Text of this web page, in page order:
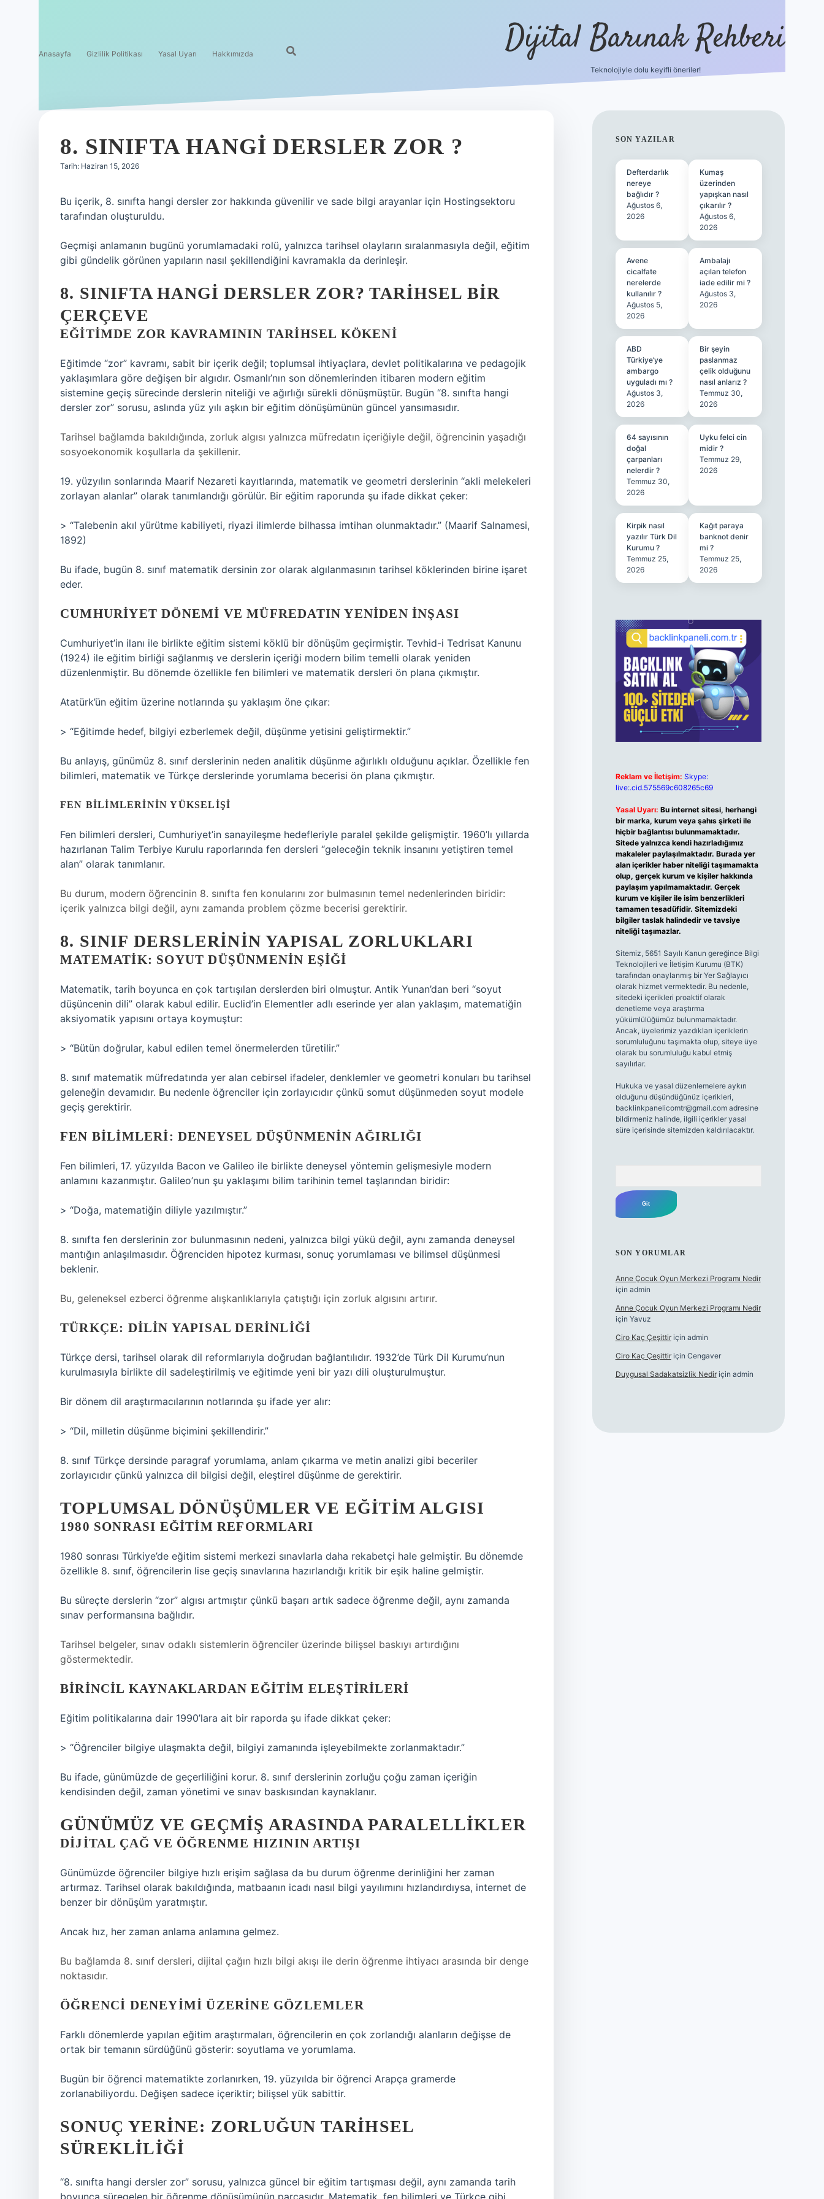
Anasayfa Gizlilik Politikası Yasal Uyarı Hakkımızda Dijital Barınak Rehberi
Teknolojiyle dolu keyifli öneriler!
8. SINIFTA HANGI DERSLER ZOR ?
Tarih: Haziran 15, 2026
Bu içerik, 8. sınıfta hangi dersler zor hakkında güvenilir ve sade bilgi arayanlar için Hostingsektoru
tarafından oluşturuldu.
Geçmişi anlamanın bugünü yorumlamadaki rolü, yalnızca tarihsel olayların sıralanmasıyla değil, eğitim
gibi gündelik görünen yapıların nasıl şekillendiğini kavramakla da derinleşir.
8. SINIFTA HANGI DERSLER ZOR? TARIHSEL BIR
ÇERÇEVE
EĞITIMDE ZOR KAVRAMININ TARIHSEL KÖKENI
Eğitimde “zor” kavramı, sabit bir içerik değil; toplumsal ihtiyaçlara, devlet politikalarına ve pedagojik
yaklaşımlara göre değişen bir algıdır. Osmanlı’nın son dönemlerinden itibaren modern eğitim
sistemine geçiş sürecinde derslerin niteliği ve ağırlığı sürekli dönüşmüştür. Bugün “8. sınıfta hangi
dersler zor” sorusu, aslında yüz yılı aşkın bir eğitim dönüşümünün güncel yansımasıdır.
Tarihsel bağlamda bakıldığında, zorluk algısı yalnızca müfredatın içeriğiyle değil, öğrencinin yaşadığı
sosyoekonomik koşullarla da şekillenir.
19. yüzyılın sonlarında Maarif Nezareti kayıtlarında, matematik ve geometri derslerinin “akli melekeleri
zorlayan alanlar” olarak tanımlandığı görülür. Bir eğitim raporunda şu ifade dikkat çeker:
> “Talebenin akıl yürütme kabiliyeti, riyazi ilimlerde bilhassa imtihan olunmaktadır.” (Maarif Salnamesi,
1892)
Bu ifade, bugün 8. sınıf matematik dersinin zor olarak algılanmasının tarihsel köklerinden birine işaret
eder.
CUMHURIYET DÖNEMI VE MÜFREDATIN YENIDEN İNŞASI
Cumhuriyet’in ilanı ile birlikte eğitim sistemi köklü bir dönüşüm geçirmiştir. Tevhid-i Tedrisat Kanunu
(1924) ile eğitim birliği sağlanmış ve derslerin içeriği modern bilim temelli olarak yeniden
düzenlenmiştir. Bu dönemde özellikle fen bilimleri ve matematik dersleri ön plana çıkmıştır.
Atatürk’ün eğitim üzerine notlarında şu yaklaşım öne çıkar:
> “Eğitimde hedef, bilgiyi ezberlemek değil, düşünme yetisini geliştirmektir.”
Bu anlayış, günümüz 8. sınıf derslerinin neden analitik düşünme ağırlıklı olduğunu açıklar. Özellikle fen
bilimleri, matematik ve Türkçe derslerinde yorumlama becerisi ön plana çıkmıştır.
FEN BILIMLERININ YÜKSELIŞI
Fen bilimleri dersleri, Cumhuriyet’in sanayileşme hedefleriyle paralel şekilde gelişmiştir. 1960’lı yıllarda
hazırlanan Talim Terbiye Kurulu raporlarında fen dersleri “geleceğin teknik insanını yetiştiren temel
alan” olarak tanımlanır.
Bu durum, modern öğrencinin 8. sınıfta fen konularını zor bulmasının temel nedenlerinden biridir:
içerik yalnızca bilgi değil, aynı zamanda problem çözme becerisi gerektirir.
8. SINIF DERSLERININ YAPISAL ZORLUKLARI
MATEMATIK: SOYUT DÜŞÜNMENIN EŞIĞI
Matematik, tarih boyunca en çok tartışılan derslerden biri olmuştur. Antik Yunan’dan beri “soyut
düşüncenin dili” olarak kabul edilir. Euclid’in Elementler adlı eserinde yer alan yaklaşım, matematiğin
aksiyomatik yapısını ortaya koymuştur:
> “Bütün doğrular, kabul edilen temel önermelerden türetilir.”
8. sınıf matematik müfredatında yer alan cebirsel ifadeler, denklemler ve geometri konuları bu tarihsel
geleneğin devamıdır. Bu nedenle öğrenciler için zorlayıcıdır çünkü somut düşünmeden soyut modele
geçiş gerektirir.
FEN BILIMLERI: DENEYSEL DÜŞÜNMENIN AĞIRLIĞI
Fen bilimleri, 17. yüzyılda Bacon ve Galileo ile birlikte deneysel yöntemin gelişmesiyle modern
anlamını kazanmıştır. Galileo’nun şu yaklaşımı bilim tarihinin temel taşlarından biridir:
> “Doğa, matematiğin diliyle yazılmıştır.”
8. sınıfta fen derslerinin zor bulunmasının nedeni, yalnızca bilgi yükü değil, aynı zamanda deneysel
mantığın anlaşılmasıdır. Öğrenciden hipotez kurması, sonuç yorumlaması ve bilimsel düşünmesi
beklenir.
Bu, geleneksel ezberci öğrenme alışkanlıklarıyla çatıştığı için zorluk algısını artırır.
TÜRKÇE: DILIN YAPISAL DERINLIĞI
Türkçe dersi, tarihsel olarak dil reformlarıyla doğrudan bağlantılıdır. 1932’de Türk Dil Kurumu’nun
kurulmasıyla birlikte dil sadeleştirilmiş ve eğitimde yeni bir yazı dili oluşturulmuştur.
Bir dönem dil araştırmacılarının notlarında şu ifade yer alır:
> “Dil, milletin düşünme biçimini şekillendirir.”
8. sınıf Türkçe dersinde paragraf yorumlama, anlam çıkarma ve metin analizi gibi beceriler
zorlayıcıdır çünkü yalnızca dil bilgisi değil, eleştirel düşünme de gerektirir.
TOPLUMSAL DÖNÜŞÜMLER VE EĞITIM ALGISI
1980 SONRASI EĞITIM REFORMLARI
1980 sonrası Türkiye’de eğitim sistemi merkezi sınavlarla daha rekabetçi hale gelmiştir. Bu dönemde
özellikle 8. sınıf, öğrencilerin lise geçiş sınavlarına hazırlandığı kritik bir eşik haline gelmiştir.
Bu süreçte derslerin “zor” algısı artmıştır çünkü başarı artık sadece öğrenme değil, aynı zamanda
sınav performansına bağlıdır.
Tarihsel belgeler, sınav odaklı sistemlerin öğrenciler üzerinde bilişsel baskıyı artırdığını
göstermektedir.
BIRINCIL KAYNAKLARDAN EĞITIM ELEŞTIRILERI
Eğitim politikalarına dair 1990’lara ait bir raporda şu ifade dikkat çeker:
> “Öğrenciler bilgiye ulaşmakta değil, bilgiyi zamanında işleyebilmekte zorlanmaktadır.”
Bu ifade, günümüzde de geçerliliğini korur. 8. sınıf derslerinin zorluğu çoğu zaman içeriğin
kendisinden değil, zaman yönetimi ve sınav baskısından kaynaklanır.
GÜNÜMÜZ VE GEÇMIŞ ARASINDA PARALELLIKLER
DIJITAL ÇAĞ VE ÖĞRENME HIZININ ARTIŞI
Günümüzde öğrenciler bilgiye hızlı erişim sağlasa da bu durum öğrenme derinliğini her zaman
artırmaz. Tarihsel olarak bakıldığında, matbaanın icadı nasıl bilgi yayılımını hızlandırdıysa, internet de
benzer bir dönüşüm yaratmıştır.
Ancak hız, her zaman anlama anlamına gelmez.
Bu bağlamda 8. sınıf dersleri, dijital çağın hızlı bilgi akışı ile derin öğrenme ihtiyacı arasında bir denge
noktasıdır.
ÖĞRENCI DENEYIMI ÜZERINE GÖZLEMLER
Farklı dönemlerde yapılan eğitim araştırmaları, öğrencilerin en çok zorlandığı alanların değişse de
ortak bir temanın sürdüğünü gösterir: soyutlama ve yorumlama.
Bugün bir öğrenci matematikte zorlanırken, 19. yüzyılda bir öğrenci Arapça gramerde
zorlanabiliyordu. Değişen sadece içeriktir; bilişsel yük sabittir.
SONUÇ YERINE: ZORLUĞUN TARIHSEL
SÜREKLILIĞI
“8. sınıfta hangi dersler zor” sorusu, yalnızca güncel bir eğitim tartışması değil, aynı zamanda tarih
boyunca süregelen bir öğrenme dönüşümünün parçasıdır. Matematik, fen bilimleri ve Türkçe gibi
SIDEBAR
SON YAZILAR
Defterdarlık
nereye
bağlıdır ?
Ağustos 6,
2026
Kumaş
üzerinden
yapışkan nasıl
çıkarılır ?
Ağustos 6,
2026
Avene
cicalfate
nerelerde
kullanılır ?
Ağustos 5,
2026
Ambalajı
açılan telefon
iade edilir mi ?
Ağustos 3,
2026
ABD
Türkiye’ye
ambargo
uyguladı mı ?
Ağustos 3,
2026
Bir şeyin
paslanmaz
çelik olduğunu
nasıl anlarız ?
Temmuz 30,
2026
64 sayısının
doğal
çarpanları
nelerdir ?
Temmuz 30,
2026
Uyku felci cin
midir ?
Temmuz 29,
2026
Kirpik nasıl
yazılır Türk Dil
Kurumu ?
Temmuz 25,
2026
Kağıt paraya
banknot denir
mi ?
Temmuz 25,
2026
Reklam ve İletişim: Skype:
live:.cid.575569c608265c69
Yasal Uyarı: Bu internet sitesi, herhangi
bir marka, kurum veya şahıs şirketi ile
hiçbir bağlantısı bulunmamaktadır.
Sitede yalnızca kendi hazırladığımız
makaleler paylaşılmaktadır. Burada yer
alan içerikler haber niteliği taşımamakta
olup, gerçek kurum ve kişiler hakkında
paylaşım yapılmamaktadır. Gerçek
kurum ve kişiler ile isim benzerlikleri
tamamen tesadüfidir. Sitemizdeki
bilgiler taslak halindedir ve tavsiye
niteliği taşımazlar.
Sitemiz, 5651 Sayılı Kanun gereğince Bilgi
Teknolojileri ve İletişim Kurumu (BTK)
tarafından onaylanmış bir Yer Sağlayıcı
olarak hizmet vermektedir. Bu nedenle,
sitedeki içerikleri proaktif olarak
denetleme veya araştırma
yükümlülüğümüz bulunmamaktadır.
Ancak, üyelerimiz yazdıkları içeriklerin
sorumluluğunu taşımakta olup, siteye üye
olarak bu sorumluluğu kabul etmiş
sayılırlar.
Hukuka ve yasal düzenlemelere aykırı
olduğunu düşündüğünüz içerikleri,
backlinkpanelicomtr@gmail.comadresine
bildirmeniz halinde, ilgili içerikler yasal
süre içerisinde sitemizden kaldırılacaktır.
SON YORUMLAR
Anne Çocuk Oyun Merkezi Programı Nedir
için admin
Anne Çocuk Oyun Merkezi Programı Nedir
için Yavuz
Ciro Kaç Çeşittiriçin admin
Ciro Kaç Çeşittiriçin Cengaver
Duygusal Sadakatsizlik Nediriçin admin
hiltonbet güncel giriş